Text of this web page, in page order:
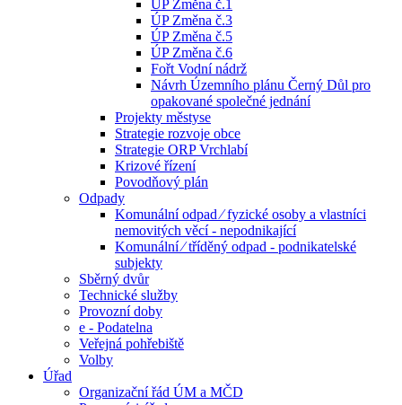
ÚP Změna č.1
ÚP Změna č.3
ÚP Změna č.5
ÚP Změna č.6
Fořt Vodní nádrž
Návrh Územního plánu Černý Důl pro
opakované společné jednání
Projekty městyse
Strategie rozvoje obce
Strategie ORP Vrchlabí
Krizové řízení
Povodňový plán
Odpady
Komunální odpad ⁄ fyzické osoby a vlastníci
nemovitých věcí - nepodnikající
Komunální ⁄ tříděný odpad - podnikatelské
subjekty
Sběrný dvůr
Technické služby
Provozní doby
e - Podatelna
Veřejná pohřebiště
Volby
Úřad
Organizační řád ÚM a MČD